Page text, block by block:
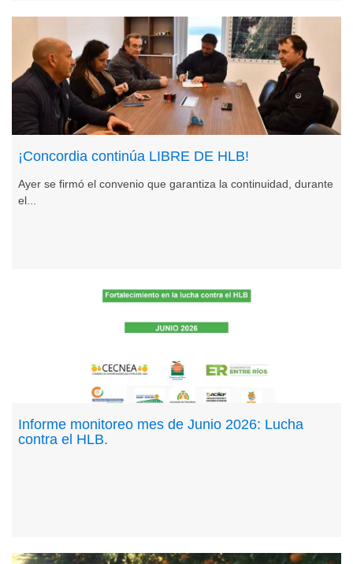
¡Concordia continúa LIBRE DE HLB!
Ayer se firmó el convenio que garantiza la continuidad, durante
el...
Informe monitoreo mes de Junio 2026: Lucha
contra el HLB.